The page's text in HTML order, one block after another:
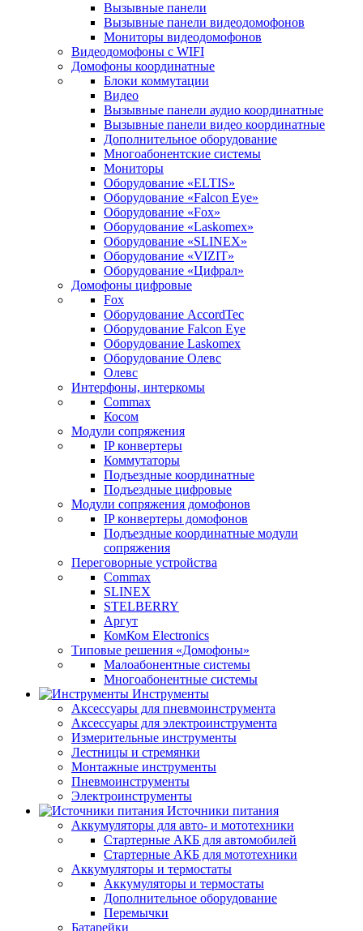
Вызывные панели
Вызывные панели видеодомофонов
Мониторы видеодомофонов
Видеодомофоны с WIFI
Домофоны координатные
Блоки коммутации
Видео
Вызывные панели аудио координатные
Вызывные панели видео координатные
Дополнительное оборудование
Многоабонентские системы
Мониторы
Оборудование «ELTIS»
Оборудование «Falcon Eye»
Оборудование «Fox»
Оборудование «Laskomex»
Оборудование «SLINEX»
Оборудование «VIZIT»
Оборудование «Цифрал»
Домофоны цифровые
Fox
Оборудование AccordTec
Оборудование Falcon Eye
Оборудование Laskomex
Оборудование Олевс
Олевс
Интерфоны, интеркомы
Commax
Косом
Модули сопряжения
IP конвертеры
Коммутаторы
Подъездные координатные
Подъездные цифровые
Модули сопряжения домофонов
IP конвертеры домофонов
Подъездные координатные модули
сопряжения
Переговорные устройства
Commax
SLINEX
STELBERRY
Аргут
КомКом Electronics
Типовые решения «Домофоны»
Малоабонентные системы
Многоабонентные системы
Инструменты
Аксессуары для пневмоинструмента
Аксессуары для электроинструмента
Измерительные инструменты
Лестницы и стремянки
Монтажные инструменты
Пневмоинструменты
Электроинструменты
Источники питания
Аккумуляторы для авто- и мототехники
Стартерные АКБ для автомобилей
Стартерные АКБ для мототехники
Аккумуляторы и термостаты
Аккумуляторы и термостаты
Дополнительное оборудование
Перемычки
Батарейки